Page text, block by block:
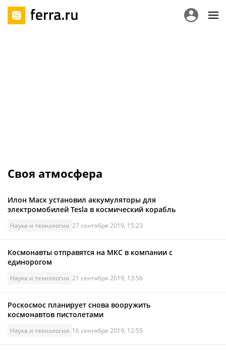
Своя атмосфера
Илон Маск установил аккумуляторы для
электромобилей Tesla в космический корабль
Наука и технологии 27 сентября 2019, 15:23
Космонавты отправятся на МКС в компании с
единорогом
Наука и технологии 21 сентября 2019, 13:56
Роскосмос планирует снова вооружить
космонавтов пистолетами
Наука и технологии 16 сентября 2019, 12:55